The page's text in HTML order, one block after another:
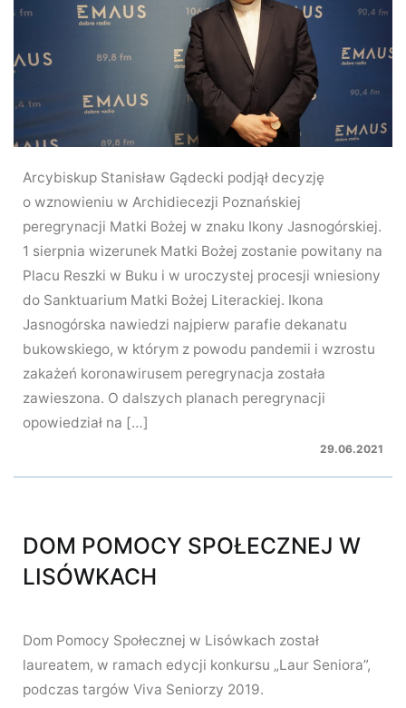
Arcybiskup Stanisław Gądecki podjął decyzję
o wznowieniu w Archidiecezji Poznańskiej
peregrynacji Matki Bożej w znaku Ikony Jasnogórskiej.
1 sierpnia wizerunek Matki Bożej zostanie powitany na
Placu Reszki w Buku i w uroczystej procesji wniesiony
do Sanktuarium Matki Bożej Literackiej. Ikona
Jasnogórska nawiedzi najpierw parafie dekanatu
bukowskiego, w którym z powodu pandemii i wzrostu
zakażeń koronawirusem peregrynacja została
zawieszona. O dalszych planach peregrynacji
opowiedział na […]
29.06.2021
DOM POMOCY SPOŁECZNEJ W
LISÓWKACH
Dom Pomocy Społecznej w Lisówkach został
laureatem, w ramach edycji konkursu „Laur Seniora”,
podczas targów Viva Seniorzy 2019.